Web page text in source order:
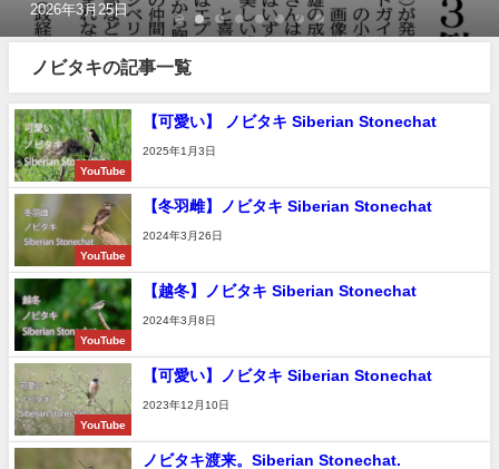
2026年3月25日
ノビタキの記事一覧
YouTube
【可愛い】 ノビタキ Siberian Stonechat
2025年1月3日
YouTube
【冬羽雌】ノビタキ Siberian Stonechat
2024年3月26日
YouTube
【越冬】ノビタキ Siberian Stonechat
2024年3月8日
YouTube
【可愛い】ノビタキ Siberian Stonechat
2023年12月10日
ノビタキ渡来。Siberian Stonechat.